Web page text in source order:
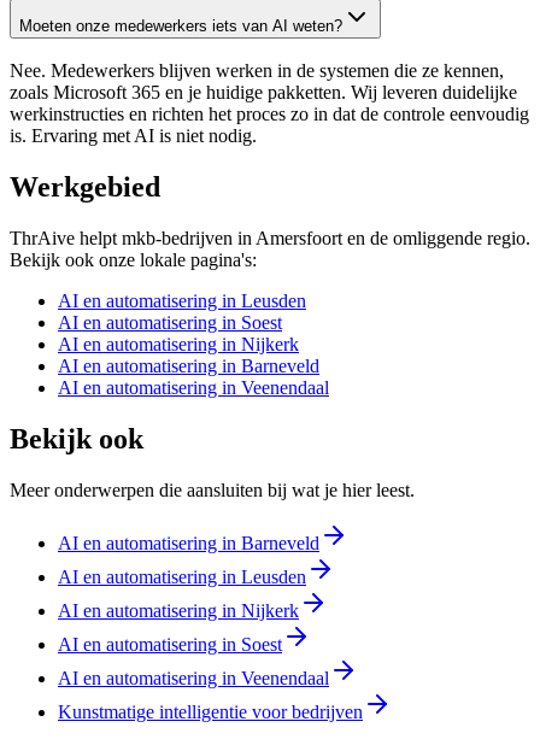
Moeten onze medewerkers iets van AI weten?
Nee. Medewerkers blijven werken in de systemen die ze kennen,
zoals Microsoft 365 en je huidige pakketten. Wij leveren duidelijke
werkinstructies en richten het proces zo in dat de controle eenvoudig
is. Ervaring met AI is niet nodig.
Werkgebied
ThrAive helpt mkb-bedrijven in Amersfoort en de omliggende regio.
Bekijk ook onze lokale pagina's:
AI en automatisering in Leusden
AI en automatisering in Soest
AI en automatisering in Nijkerk
AI en automatisering in Barneveld
AI en automatisering in Veenendaal
Bekijk ook
Meer onderwerpen die aansluiten bij wat je hier leest.
AI en automatisering in Barneveld
AI en automatisering in Leusden
AI en automatisering in Nijkerk
AI en automatisering in Soest
AI en automatisering in Veenendaal
Kunstmatige intelligentie voor bedrijven